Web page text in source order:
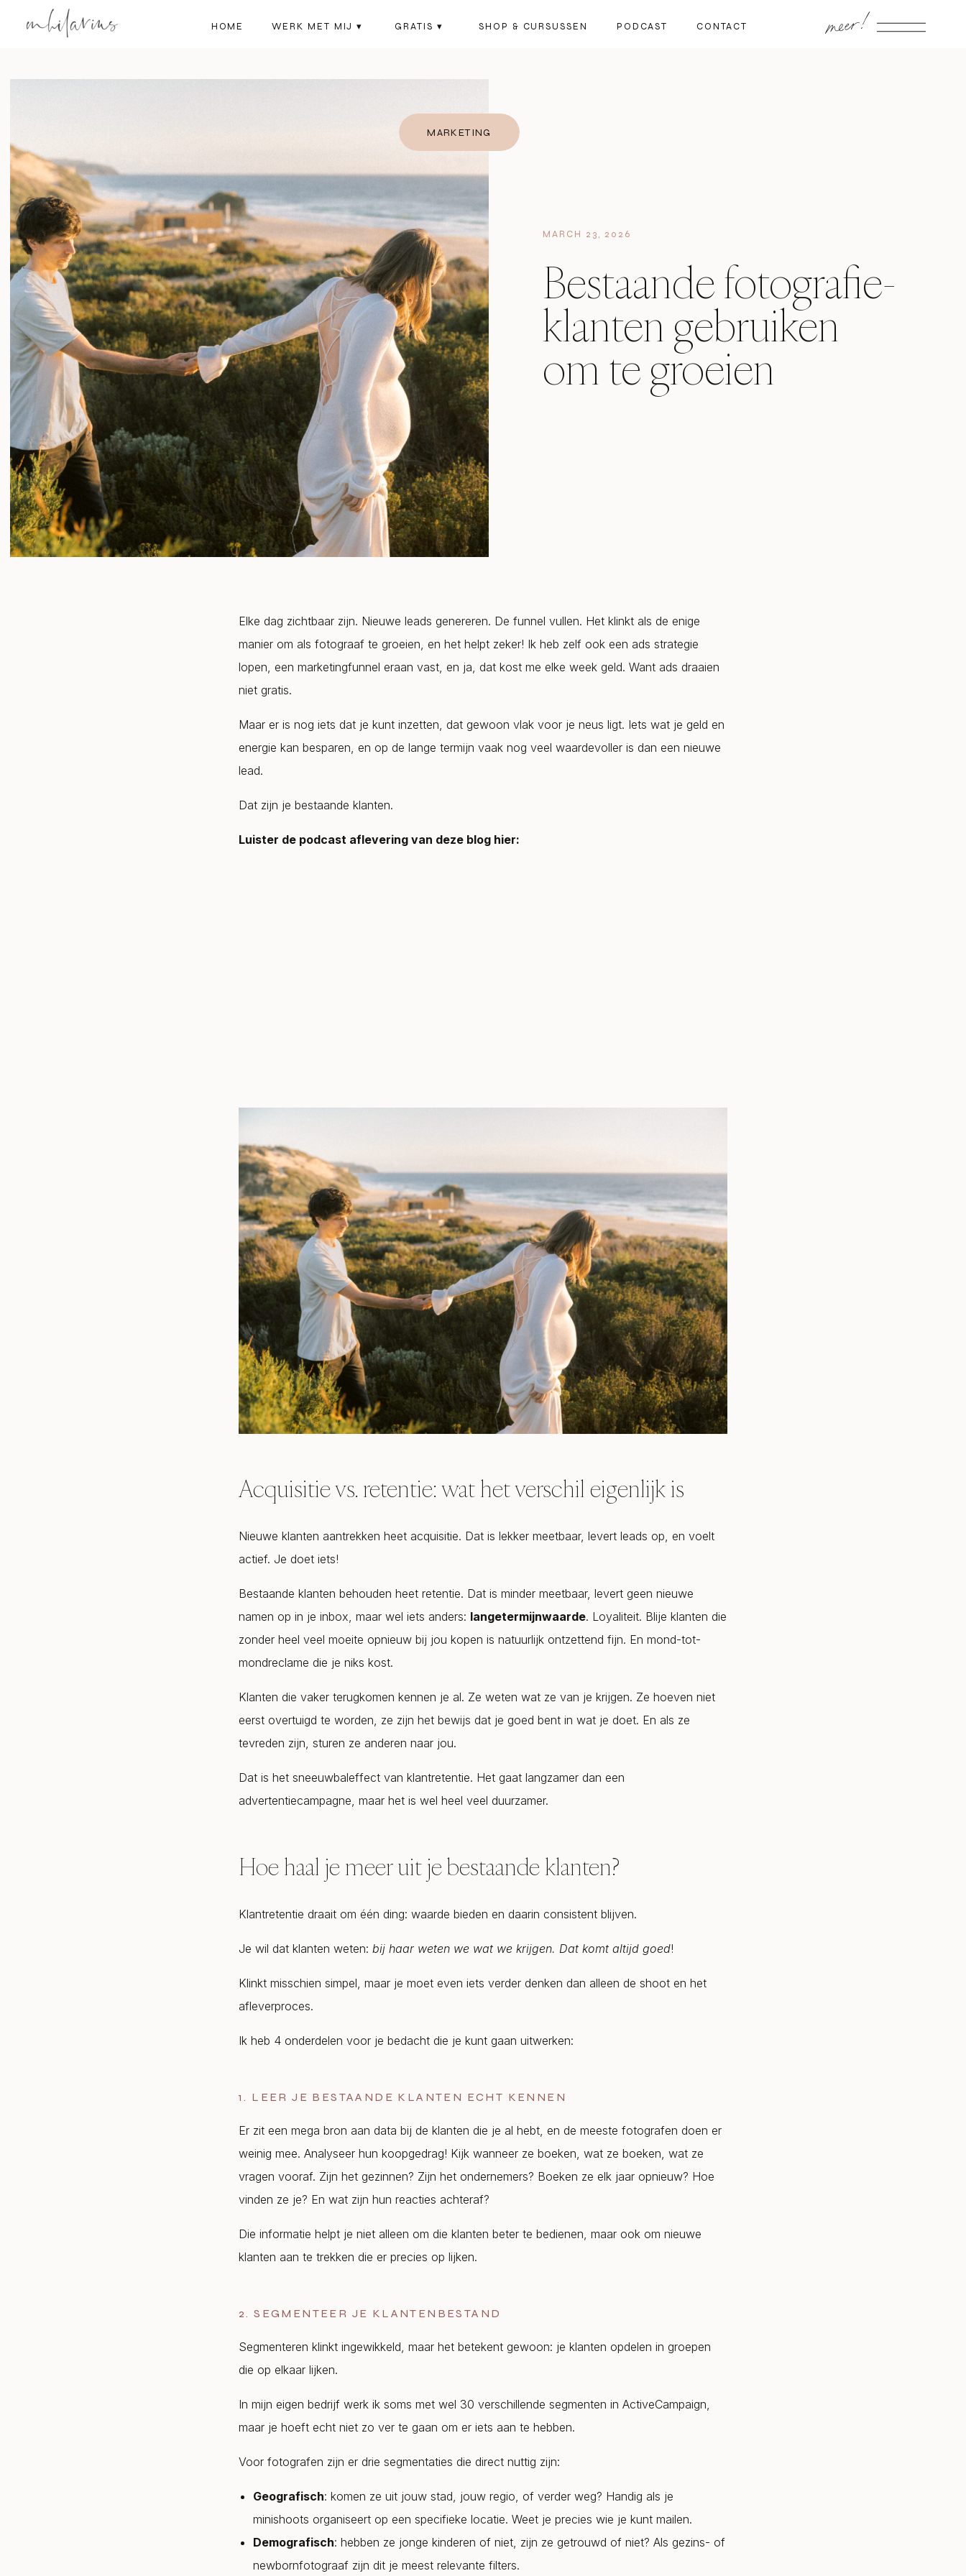
HOME PODCAST meer!
CONTACT
WERK MET MIJ ▾ GRATIS ▾ SHOP & CURSUSSEN
Bestaande fotografie-
klanten gebruiken
om te groeien
MARCH 23, 2026
MARKETING
Elke dag zichtbaar zijn. Nieuwe leads genereren. De funnel vullen. Het klinkt als de enige
manier om als fotograaf te groeien, en het helpt zeker! Ik heb zelf ook een ads strategie
lopen, een marketingfunnel eraan vast, en ja, dat kost me elke week geld. Want ads draaien
niet gratis.
Maar er is nog iets dat je kunt inzetten, dat gewoon vlak voor je neus ligt. Iets wat je geld en
energie kan besparen, en op de lange termijn vaak nog veel waardevoller is dan een nieuwe
lead.
Dat zijn je bestaande klanten.
Luister de podcast aflevering van deze blog hier:
Acquisitie vs. retentie: wat het verschil eigenlijk is
Nieuwe klanten aantrekken heet acquisitie. Dat is lekker meetbaar, levert leads op, en voelt
actief. Je doet iets!
Bestaande klanten behouden heet retentie. Dat is minder meetbaar, levert geen nieuwe
namen op in je inbox, maar wel iets anders: langetermijnwaarde. Loyaliteit. Blije klanten die
zonder heel veel moeite opnieuw bij jou kopen is natuurlijk ontzettend fijn. En mond-tot-
mondreclame die je niks kost.
Klanten die vaker terugkomen kennen je al. Ze weten wat ze van je krijgen. Ze hoeven niet
eerst overtuigd te worden, ze zijn het bewijs dat je goed bent in wat je doet. En als ze
tevreden zijn, sturen ze anderen naar jou.
Dat is het sneeuwbaleffect van klantretentie. Het gaat langzamer dan een
advertentiecampagne, maar het is wel heel veel duurzamer.
Hoe haal je meer uit je bestaande klanten?
Klantretentie draait om één ding: waarde bieden en daarin consistent blijven.
Je wil dat klanten weten: bij haar weten we wat we krijgen. Dat komt altijd goed!
Klinkt misschien simpel, maar je moet even iets verder denken dan alleen de shoot en het
afleverproces.
Ik heb 4 onderdelen voor je bedacht die je kunt gaan uitwerken:
1. LEER JE BESTAANDE KLANTEN ECHT KENNEN
Er zit een mega bron aan data bij de klanten die je al hebt, en de meeste fotografen doen er
weinig mee. Analyseer hun koopgedrag! Kijk wanneer ze boeken, wat ze boeken, wat ze
vragen vooraf. Zijn het gezinnen? Zijn het ondernemers? Boeken ze elk jaar opnieuw? Hoe
vinden ze je? En wat zijn hun reacties achteraf?
Die informatie helpt je niet alleen om die klanten beter te bedienen, maar ook om nieuwe
klanten aan te trekken die er precies op lijken.
2. SEGMENTEER JE KLANTENBESTAND
Segmenteren klinkt ingewikkeld, maar het betekent gewoon: je klanten opdelen in groepen
die op elkaar lijken.
In mijn eigen bedrijf werk ik soms met wel 30 verschillende segmenten in ActiveCampaign,
maar je hoeft echt niet zo ver te gaan om er iets aan te hebben.
Voor fotografen zijn er drie segmentaties die direct nuttig zijn:
Geografisch: komen ze uit jouw stad, jouw regio, of verder weg? Handig als je
minishoots organiseert op een specifieke locatie. Weet je precies wie je kunt mailen.
Demografisch: hebben ze jonge kinderen of niet, zijn ze getrouwd of niet? Als gezins- of
newbornfotograaf zijn dit je meest relevante filters.